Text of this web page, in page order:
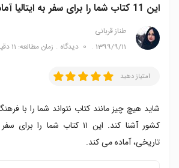
این 11 کتاب شما را برای سفر به ایتالیا آماده می‌کند
طناز قربانی
1399/9/11
0 دیدگاه زمان مطالعه: 11 دقیقه
امتیاز دهید
شاید هیچ چیز مانند کتاب نتواند شما را با
کشور آشنا کند. این ۱۱ کتاب شما
تاریخی، آماده می کند.